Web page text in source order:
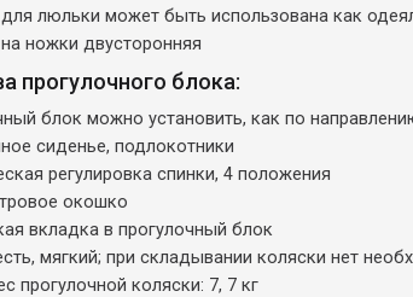
люльки может быть использована как
ножки двусторонняя
прогулочного блока:
блок можно установить, как по
сиденье, подлокотники
регулировка спинки, 4 положения
окошко
вкладка в прогулочный блок
мягкий; при складывании коляски нет
прогулочной коляски: 7, 7 кг